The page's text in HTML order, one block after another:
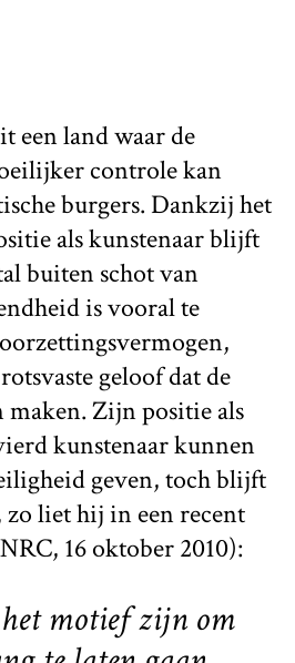
een land waar de
controle kan
burgers. Dankzij het
als kunstenaar blijft
buiten schot van
is vooral te
geloof dat de
Zijn positie als
kunstenaar kunnen
geven, toch blijft
liet hij in een recent
16 oktober 2010):
motief zijn om